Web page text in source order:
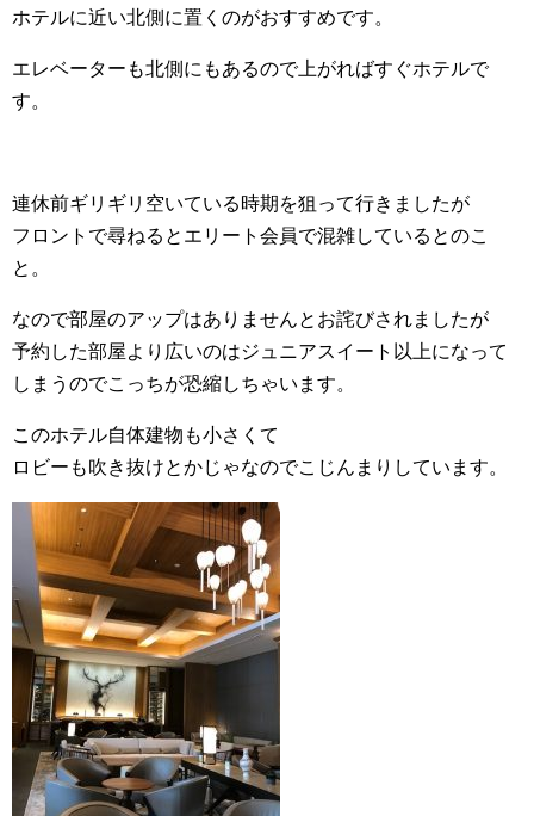
ホテルに近い北側に置くのがおすすめです。
エレベーターも北側にもあるので上がればすぐホテルで
す。
連休前ギリギリ空いている時期を狙って行きましたが
フロントで尋ねるとエリート会員で混雑しているとのこ
と。
なので部屋のアップはありませんとお詫びされましたが
予約した部屋より広いのはジュニアスイート以上になって
しまうのでこっちが恐縮しちゃいます。
このホテル自体建物も小さくて
ロビーも吹き抜けとかじゃなのでこじんまりしています。